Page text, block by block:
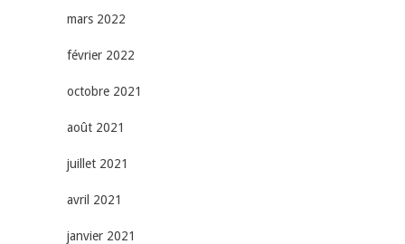
mars 2022
février 2022
octobre 2021
août 2021
juillet 2021
avril 2021
janvier 2021